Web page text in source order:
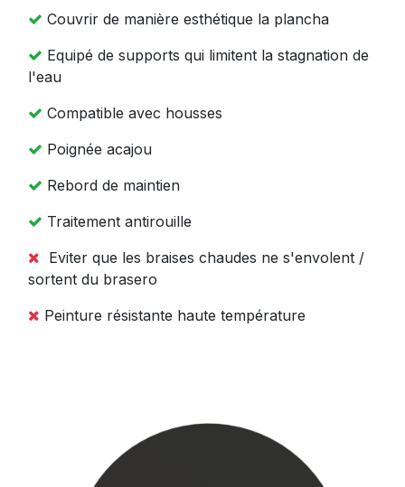
Couvrir de manière esthétique la plancha
Equipé de supports qui limitent la stagnation de
l'eau
Compatible avec housses
Poignée acajou
Rebord de maintien
Traitement antirouille
Eviter que les braises chaudes ne s'envolent /
sortent du brasero
Peinture résistante haute température